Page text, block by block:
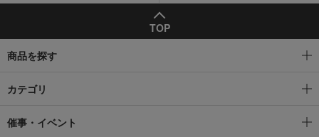
TOP
商品を探す
カテゴリ
催事・イベント